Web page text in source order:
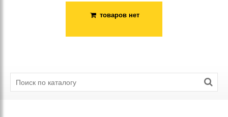
товаров нет